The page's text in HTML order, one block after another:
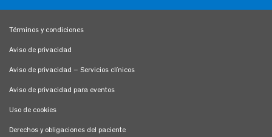
Términos y condiciones
Aviso de privacidad
Aviso de privacidad – Servicios clínicos
Aviso de privacidad para eventos
Uso de cookies
Derechos y obligaciones del paciente